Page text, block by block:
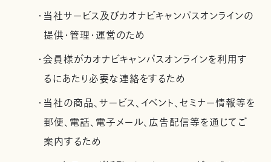
・当社サービス及びカオナビキャンパスオンラインの
提供・管理・運営のため
・会員様がカオナビキャンパスオンラインを利用す
るにあたり必要な連絡をするため
・当社の商品、サービス、イベント、セミナー情報等を
郵便、電話、電子メール、広告配信等を通じてご
案内するため